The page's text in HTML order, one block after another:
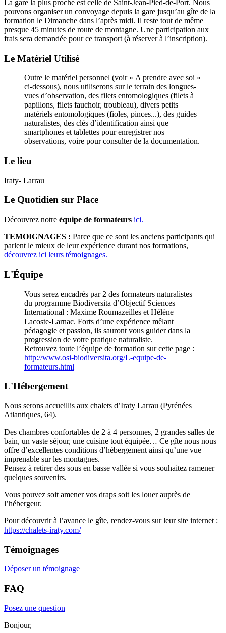
La gare la plus proche est celle de Saint-Jean-Pied-de-Port. Nous
pouvons organiser un convoyage depuis la gare jusqu’au gîte de la
formation le Dimanche dans l’après midi. Il reste tout de même
presque 45 minutes de route de montagne. Une participation aux
frais sera demandée pour ce transport (à réserver à l’inscription).
Le Matériel Utilisé
Outre le matériel personnel (voir « A prendre avec soi »
ci-dessous), nous utiliserons sur le terrain des longues-
vues d’observation, des filets entomologiques (filets à
papillons, filets fauchoir, troubleau), divers petits
matériels entomologiques (fioles, pinces...), des guides
naturalistes, des clés d’identification ainsi que
smartphones et tablettes pour enregistrer nos
observations, voire pour consulter de la documentation.
Le lieu
Iraty- Larrau
Le Quotidien sur Place
Découvrez notre équipe de formateurs ici.
TEMOIGNAGES : Parce que ce sont les anciens participants qui
parlent le mieux de leur expérience durant nos formations,
découvrez ici leurs témoignages.
L'Équipe
Vous serez encadrés par 2 des formateurs naturalistes
du programme Biodiversita d’Objectif Sciences
International : Maxime Roumazeilles et Hélène
Lacoste-Larnac. Forts d’une expérience mêlant
pédagogie et passion, ils sauront vous guider dans la
progression de votre pratique naturaliste.
Retrouvez toute l’équipe de formation sur cette page :
http://www.osi-biodiversita.org/L-equipe-de-
formateurs.html
L'Hébergement
Nous serons accueillis aux chalets d’Iraty Larrau (Pyrénées
Atlantiques, 64).
Des chambres confortables de 2 à 4 personnes, 2 grandes salles de
bain, un vaste séjour, une cuisine tout équipée… Ce gîte nous nous
offre d’excellentes conditions d’hébergement ainsi qu’une vue
imprenable sur les montagnes.
Pensez à retirer des sous en basse vallée si vous souhaitez ramener
quelques souvenirs.
Vous pouvez soit amener vos draps soit les louer auprès de
l’hébergeur.
Pour découvrir à l’avance le gîte, rendez-vous sur leur site internet :
https://chalets-iraty.com/
Témoignages
Déposer un témoignage
FAQ
Posez une question
Bonjour,